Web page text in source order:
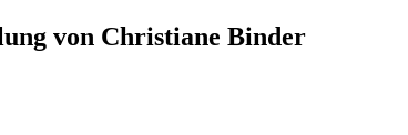
von Christiane Binder